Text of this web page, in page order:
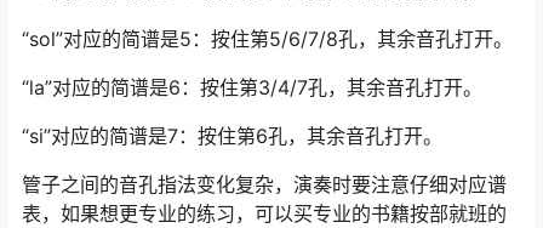
“sol”对应的简谱是5：按住第5/6/7/8孔，其余音孔打开。
“la”对应的简谱是6：按住第3/4/7孔，其余音孔打开。
“si”对应的简谱是7：按住第6孔，其余音孔打开。
管子之间的音孔指法变化复杂，演奏时要注意仔细对应谱
表，如果想更专业的练习，可以买专业的书籍按部就班的